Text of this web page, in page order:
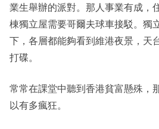
業生舉辦的派對。那人事業有成，
棟獨立屋需要哥爾夫球車接駁。獨
下，各層都能夠看到維港夜景，天
打碟。
常常在課堂中聽到香港貧富懸殊，
以有多瘋狂。